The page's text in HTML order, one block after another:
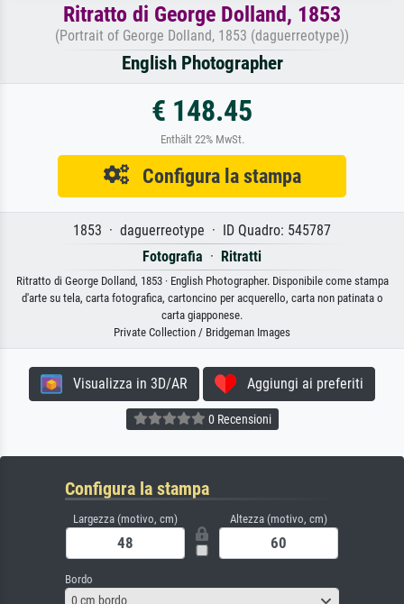
Ritratto di George Dolland, 1853
(Portrait of George Dolland, 1853 (daguerreotype))
English Photographer
€ 148.45
Enthält 22% MwSt.
Configura la stampa
1853 · daguerreotype · ID Quadro: 545787
Fotografia · Ritratti
Ritratto di George Dolland, 1853 · English Photographer. Disponibile come stampa
d'arte su tela, carta fotografica, cartoncino per acquerello, carta non patinata o
carta giapponese.
Private Collection / Bridgeman Images
Visualizza in 3D/AR Aggiungi ai preferiti
0 Recensioni
Configura la stampa
Largezza (motivo, cm) Altezza (motivo, cm)
Bordo
0 cm bordo